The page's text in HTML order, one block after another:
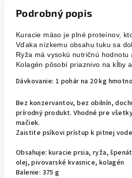
Podrobný popis
Kuracie mäso je plné proteínov,
Vďaka nízkemu obsahu tuku sa
Ryža má vysokú nutričnú
Kolagén pôsobí priaznivo na kĺby
Dávkovanie: 1 pohár na 20 kg
Bez konzervantov, bez obilnín,
prírodný produkt. Vhodné pre
mačiek.
Zaistite psíkovi prístup k pitnej
Obsahuje:kuracie prsia, ryža,
olej, pivovarské kvasnice, kolagén
Balenie: 375 g